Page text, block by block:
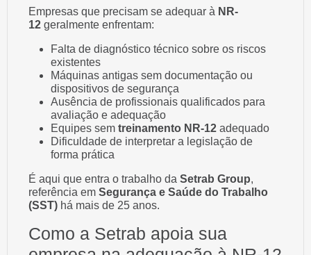
Empresas que precisam se adequar à NR-
12 geralmente enfrentam:
Falta de diagnóstico técnico sobre os riscos
existentes
Máquinas antigas sem documentação ou
dispositivos de segurança
Ausência de profissionais qualificados para
avaliação e adequação
Equipes sem treinamento NR-12 adequado
Dificuldade de interpretar a legislação de
forma prática
É aqui que entra o trabalho da Setrab Group,
referência em Segurança e Saúde do Trabalho
(SST) há mais de 25 anos.
Como a Setrab apoia sua